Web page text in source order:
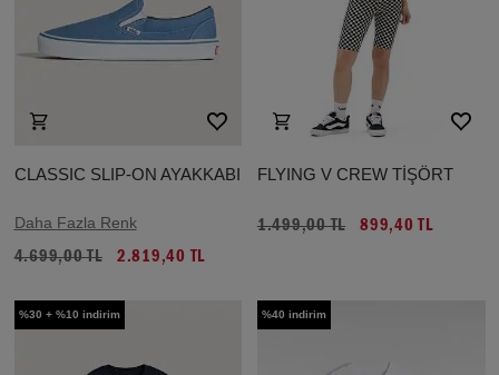
CLASSIC SLIP-ON AYAKKABI
Daha Fazla Renk
4.699,00 TL 2.819,40 TL
FLYING V CREW TİŞÖRT
1.499,00 TL 899,40 TL
%30 + %10 indirim %40 indirim